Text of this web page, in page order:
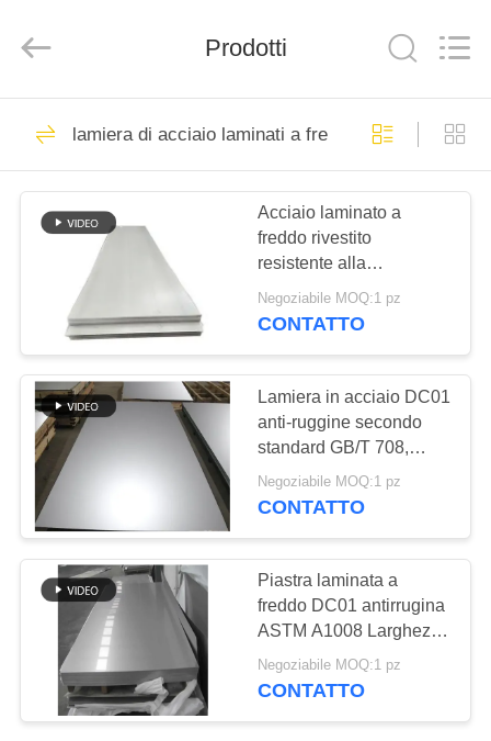
CASA
PRODOTTI
CIRCA
GIRO
DELLA
FABBRICA
CONTROLLO
DI
QUALITÀ
CONTATTICI
NOTIZIA
GROUP
CHINA.
Reserved.
Tubo della lega di
nichel
918
tubo duplex
eccellente
dell'acciaio
inossidabile
594
tubo austenitico
dell'acciaio
inossidabile
Prodotti
lamiera di acciaio laminati a freddo
Acciaio laminato a
freddo rivestito
resistente alla
corrosione e piastra ad
alto tenore di carbonio
Negoziabile MOQ:1 pz
CONTATTO
Lamiera in acciaio DC01
anti-ruggine secondo
standard GB/T 708,
larghezza
personalizzata, laminata
elettriche
Negoziabile MOQ:1 pz
CONTATTO
Piastra laminata a
freddo DC01 antirrugina
ASTM A1008 Larghezza
personalizzata per
involucri elettrici
Negoziabile MOQ:1 pz
CONTATTO